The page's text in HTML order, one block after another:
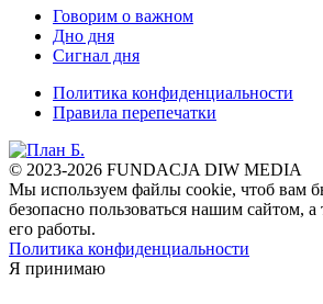
Говорим о важном
Дно дня
Сигнал дня
Политика конфиденциальности
Правила перепечатки
© 2023-2026 FUNDACJA DIW MEDIA
Мы используем файлы cookie, чтоб вам
безопасно пользоваться нашим сайтом,
его работы.
Политика конфиденциальности
Я принимаю